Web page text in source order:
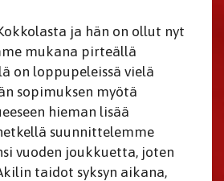
ja hän on ollut nyt
mukana pirteällä
on loppupeleissä vielä
sopimuksen myötä
hieman lisää
suunnittelemme
vuoden joukkuetta, joten
taidot syksyn aikana,